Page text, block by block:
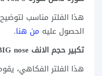
هذا الفلتر مناسب
الحصول عليه من هنا.
تكبير حجم الانف BIG nose
هذا الفلتر الفكاهي،